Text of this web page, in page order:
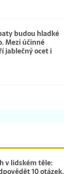
budou hladké
Mezi účinné
jablečný ocet i
v lidském těle:
10 otázek,